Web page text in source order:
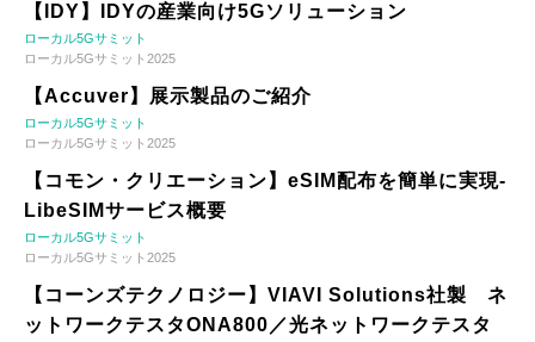
【IDY】IDYの産業向け5Gソリューション
ローカル5Gサミット
ローカル5Gサミット2025
【Accuver】展示製品のご紹介
ローカル5Gサミット
ローカル5Gサミット2025
【コモン・クリエーション】eSIM配布を簡単に実現-
LibeSIMサービス概要
ローカル5Gサミット
ローカル5Gサミット2025
【コーンズテクノロジー】VIAVI Solutions社製 ネ
ットワークテスタONA800／光ネットワークテスタ